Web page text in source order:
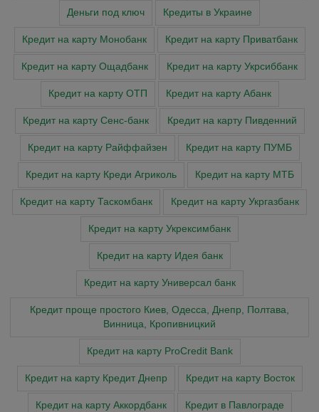
Деньги под ключ Кредиты в Украине
Кредит на карту Монобанк Кредит на карту Приватбанк
Кредит на карту Ощадбанк Кредит на карту Укрсиббанк
Кредит на карту ОТП Кредит на карту Абанк
Кредит на карту Сенс-банк Кредит на карту Пивденний
Кредит на карту Райффайзен Кредит на карту ПУМБ
Кредит на карту Креди Агриколь Кредит на карту МТБ
Кредит на карту Таскомбанк Кредит на карту Укргазбанк
Кредит на карту Укрексимбанк
Кредит на карту Идея банк
Кредит на карту Универсал банк
Кредит проще простого Киев, Одесса, Днепр, Полтава,
Винница, Кропивницкий
Кредит на карту ProCredit Bank
Кредит на карту Кредит Днепр Кредит на карту Восток
Кредит на карту Аккордбанк Кредит в Павлограде